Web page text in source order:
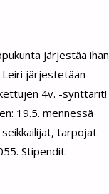
järjestää ihan
Leiri järjestetään
4v. -synttärit!
19.5. mennessä
tarpojat
Stipendit: